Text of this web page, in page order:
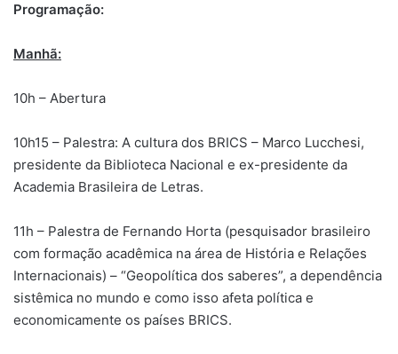
Programação:
Manhã:
10h – Abertura
10h15 – Palestra: A cultura dos BRICS – Marco Lucchesi,
presidente da Biblioteca Nacional e ex-presidente da
Academia Brasileira de Letras.
11h – Palestra de Fernando Horta (pesquisador brasileiro
com formação acadêmica na área de História e Relações
Internacionais) – “Geopolítica dos saberes”, a dependência
sistêmica no mundo e como isso afeta política e
economicamente os países BRICS.